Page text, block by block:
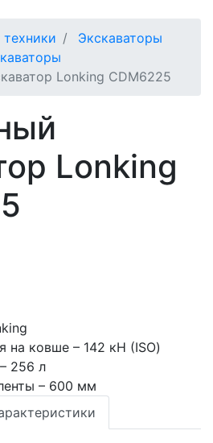
техники
Экскаваторы
Lonking CDM6225
Lonking
на ковше – 142 кН (ISO)
– 256 л
– 600 мм